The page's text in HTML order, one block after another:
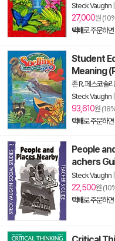
Steck Vaughn
27,000원
택배로 주문하면
Student
Meaning
존 R. 페스코솔
Steck Vaughn
93,610원
택배로 주문하면
People
achers
Steck Vaughn
22,500원
택배로 주문하면